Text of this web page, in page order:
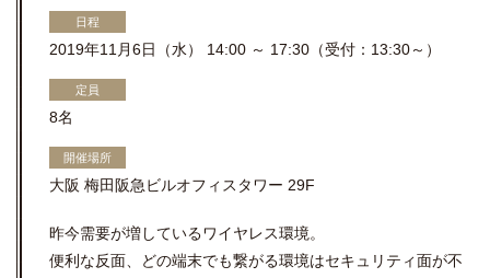
日程
2019年11月6日（水） 14:00 ～ 17:30（受付：13:30～）
定員
8名
開催場所
大阪 梅田阪急ビルオフィスタワー 29F
昨今需要が増しているワイヤレス環境。
便利な反面、どの端末でも繋がる環境はセキュリティ面が不